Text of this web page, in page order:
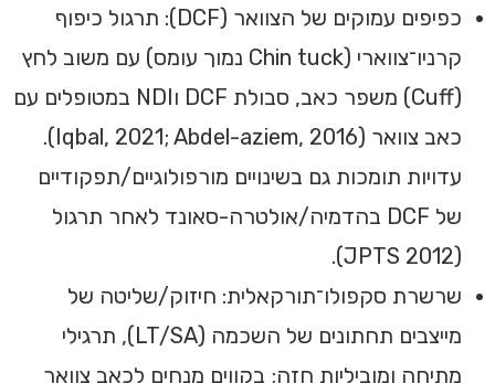
כפיפים עמוקים של הצוואר (DCF): תרגול כיפוף
קרניו־צווארי (Chin tuck נמוך עומס) עם משוב לחץ
(Cuff) משפר כאב, סבולת DCF וNDI במטופלים עם
כאב צוואר (Iqbal, 2021; Abdel-aziem, 2016).
עדויות תומכות גם בשינויים מורפולוגיים/תפקודיים
של DCF בהדמיה/אולטרה-סאונד לאחר תרגול
(JPTS 2012).
שרשרת סקפולו־תורקאלית: חיזוק/שליטה של
מייצבים תחתונים של השכמה (LT/SA), תרגילי
מתיחה ומוביליות חזה; בקווים מנחים לכאב צוואר